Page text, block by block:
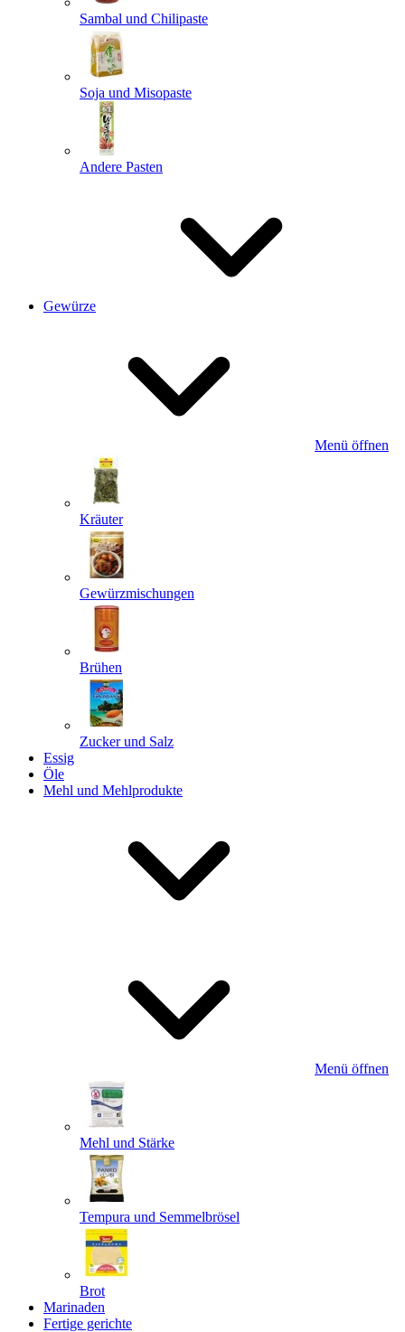
Sambal und Chilipaste
Soja und Misopaste
Andere Pasten
Gewürze
Menü öffnen
Kräuter
Gewürzmischungen
Brühen
Zucker und Salz
Essig
Öle
Mehl und Mehlprodukte
Menü öffnen
Mehl und Stärke
Tempura und Semmelbrösel
Brot
Marinaden
Fertige gerichte